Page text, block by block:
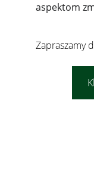
aspektom
Zapraszamy